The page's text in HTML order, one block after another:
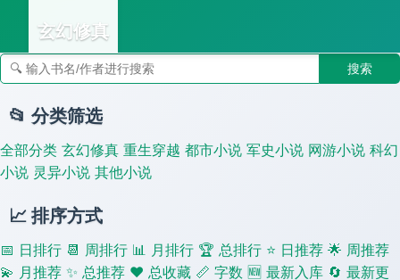
玄幻修真
搜索
📂 分类筛选
全部分类 玄幻修真 重生穿越 都市小说 军史小说 网游小说 科幻
小说 灵异小说 其他小说
📈 排序方式
📅 日排行 📆 周排行 📊 月排行 🏆 总排行 ⭐ 日推荐 🌟 周推荐
💫 月推荐 ✨ 总推荐 ❤️ 总收藏 📏 字数 🆕 最新入库 🔄 最新更